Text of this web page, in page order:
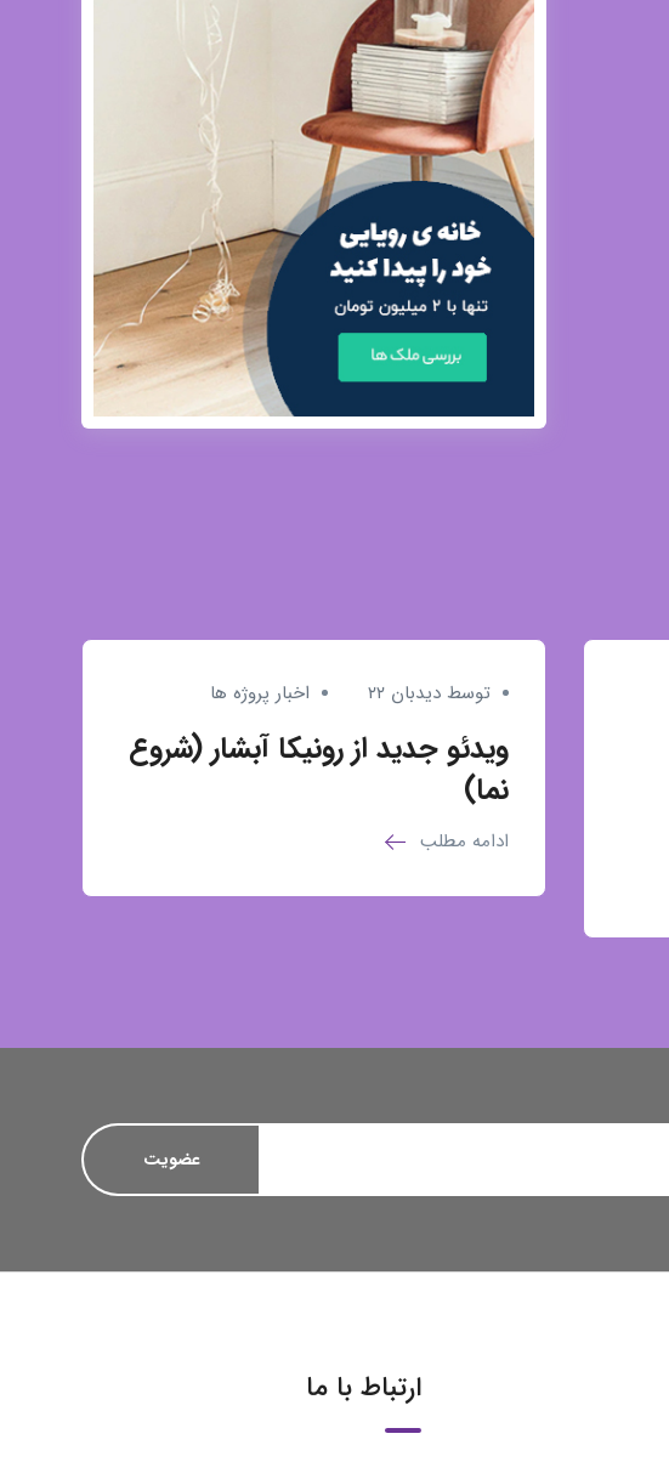
توسط دیدبان ۲۲ اخبار پروژه ها
ویدئو جدید از رونیکا آبشار (شروع
نما)
ادامه مطلب
ارتباط با ما